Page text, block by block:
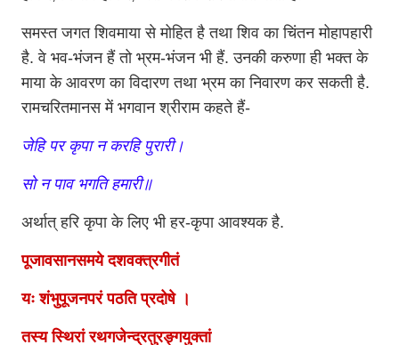
समस्त जगत शिवमाया से मोहित है तथा शिव का चिंतन मोहापहारी
है. वे भव-भंजन हैं तो भ्रम-भंजन भी हैं. उनकी करुणा ही भक्त के
माया के आवरण का विदारण तथा भ्रम का निवारण कर सकती है.
रामचरितमानस में भगवान श्रीराम कहते हैं-
जेहि पर कृपा न करहि पुरारी।
सो न पाव भगति हमारी॥
अर्थात् हरि कृपा के लिए भी हर-कृपा आवश्यक है.
पूजावसानसमये दशवक्त्रगीतं
यः शंभुपूजनपरं पठति प्रदोषे ।
तस्य स्थिरां रथगजेन्द्रतुरङ्गयुक्तां